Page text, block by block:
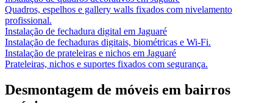
Quadros, espelhos e gallery walls fixados com nivelamento
profissional.
Instalação de fechadura digital em Jaguaré
Instalação de fechaduras digitais, biométricas e Wi-Fi.
Instalação de prateleiras e nichos em Jaguaré
Prateleiras, nichos e suportes fixados com segurança.
Desmontagem de móveis em bairros